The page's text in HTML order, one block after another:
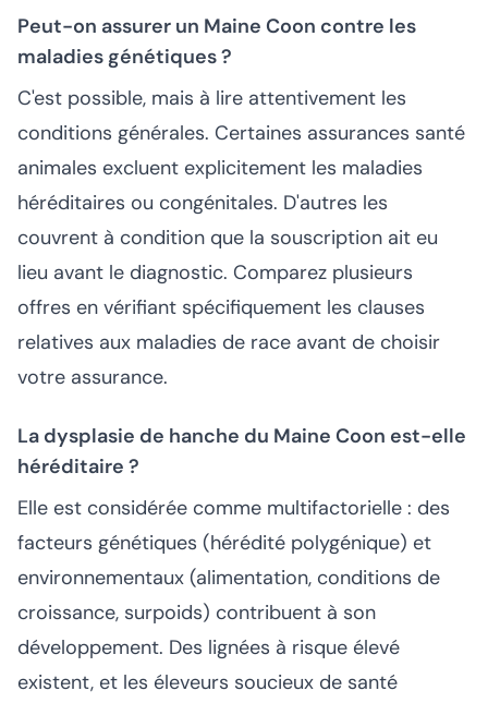
Peut-on assurer un Maine Coon contre les
maladies génétiques ?
C'est possible, mais à lire attentivement les
conditions générales. Certaines assurances santé
animales excluent explicitement les maladies
héréditaires ou congénitales. D'autres les
couvrent à condition que la souscription ait eu
lieu avant le diagnostic. Comparez plusieurs
offres en vérifiant spécifiquement les clauses
relatives aux maladies de race avant de choisir
votre assurance.
La dysplasie de hanche du Maine Coon est-elle
héréditaire ?
Elle est considérée comme multifactorielle : des
facteurs génétiques (hérédité polygénique) et
environnementaux (alimentation, conditions de
croissance, surpoids) contribuent à son
développement. Des lignées à risque élevé
existent, et les éleveurs soucieux de santé